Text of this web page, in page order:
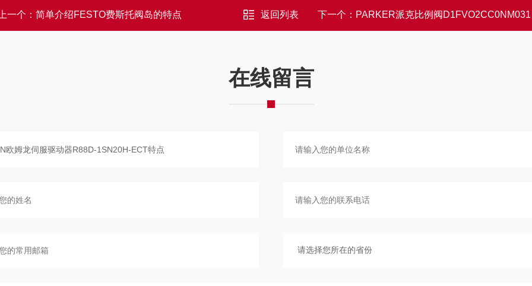
一个： 简单介绍FESTO费斯托阀岛的特点 返回列表 下一个： PARKER派克比例阀D1FVO2CC0NM0314功能
在线留言